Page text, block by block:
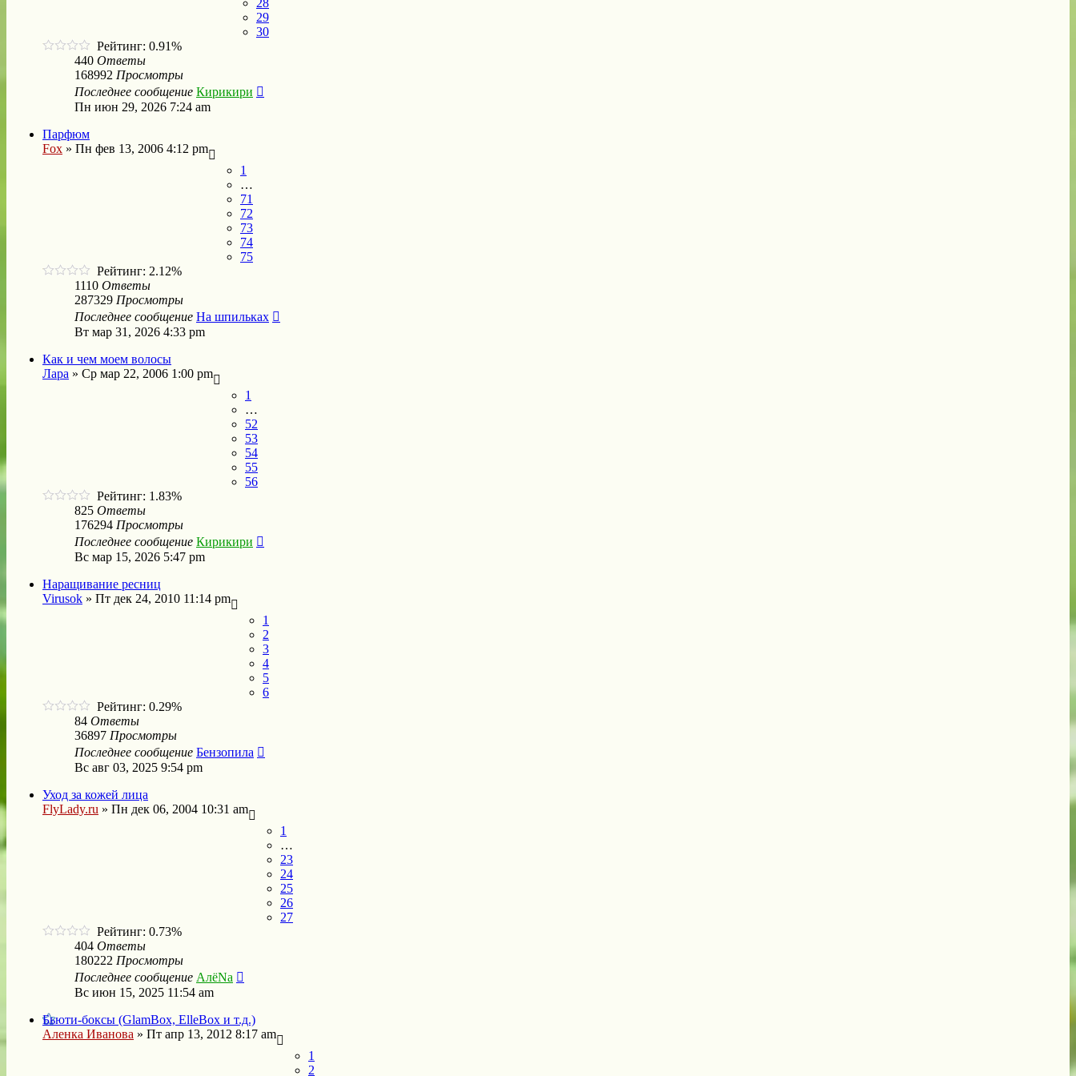
29
30
Рейтинг: 0.91%
440 Ответы
168992 Просмотры
Последнее сообщение Кирикири
Пн июн 29, 2026 7:24 am
Парфюм
Fox » Пн фев 13, 2006 4:12 pm
1
…
71
72
73
74
75
Рейтинг: 2.12%
1110 Ответы
287329 Просмотры
Последнее сообщение На шпильках
Вт мар 31, 2026 4:33 pm
Как и чем моем волосы
Лара » Ср мар 22, 2006 1:00 pm
1
…
52
53
54
55
56
Рейтинг: 1.83%
825 Ответы
176294 Просмотры
Последнее сообщение Кирикири
Вс мар 15, 2026 5:47 pm
Наращивание ресниц
Virusok » Пт дек 24, 2010 11:14 pm
1
2
3
4
5
6
Рейтинг: 0.29%
84 Ответы
36897 Просмотры
Последнее сообщение Бензопила
Вс авг 03, 2025 9:54 pm
Уход за кожей лица
FlyLady.ru » Пн дек 06, 2004 10:31 am
1
…
23
24
25
26
27
Рейтинг: 0.73%
404 Ответы
180222 Просмотры
Последнее сообщение АлёNа
Вс июн 15, 2025 11:54 am
Бьюти-боксы (GlamBox, ElleBox и т.д.)
Аленка Иванова » Пт апр 13, 2012 8:17 am
1
2